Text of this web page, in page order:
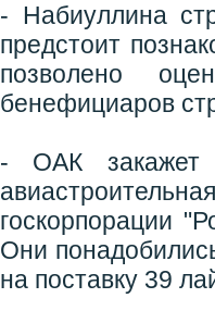
- Набиуллина
предстоит
позволено
бенефициаров
- ОАК закажет
госкорпорации
Они
на поставку 39